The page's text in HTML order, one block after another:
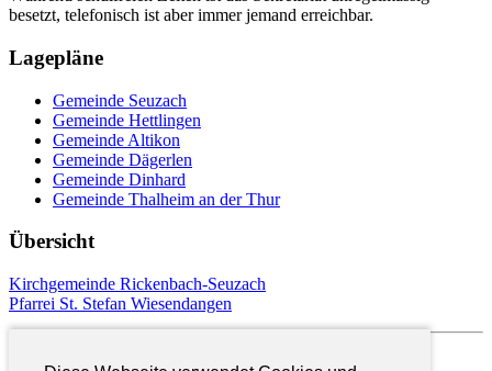
besetzt, telefonisch ist aber immer jemand erreichbar.
Lagepläne
Gemeinde Seuzach
Gemeinde Hettlingen
Gemeinde Altikon
Gemeinde Dägerlen
Gemeinde Dinhard
Gemeinde Thalheim an der Thur
Übersicht
Kirchgemeinde Rickenbach-Seuzach
Pfarrei St. Stefan Wiesendangen